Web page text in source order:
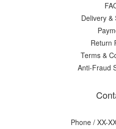
Delivery &
Return
Terms &
Anti-Fraud
Phone / XX-